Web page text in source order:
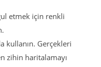
etmek için renkli
kullanın. Gerçekleri
zihin haritalamayı